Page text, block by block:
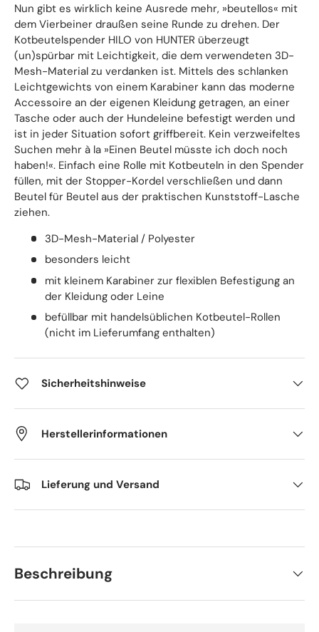
Nun gibt es wirklich keine Ausrede mehr, »beutellos« mit
dem Vierbeiner draußen seine Runde zu drehen. Der
Kotbeutelspender HILO von HUNTER überzeugt
(un)spürbar mit Leichtigkeit, die dem verwendeten 3D-
Mesh-Material zu verdanken ist. Mittels des schlanken
Leichtgewichts von einem Karabiner kann das moderne
Accessoire an der eigenen Kleidung getragen, an einer
Tasche oder auch der Hundeleine befestigt werden und
ist in jeder Situation sofort griffbereit. Kein verzweifeltes
Suchen mehr à la »Einen Beutel müsste ich doch noch
haben!«. Einfach eine Rolle mit Kotbeuteln in den Spender
füllen, mit der Stopper-Kordel verschließen und dann
Beutel für Beutel aus der praktischen Kunststoff-Lasche
ziehen.
3D-Mesh-Material / Polyester
besonders leicht
mit kleinem Karabiner zur flexiblen Befestigung an
der Kleidung oder Leine
befüllbar mit handelsüblichen Kotbeutel-Rollen
(nicht im Lieferumfang enthalten)
Sicherheitshinweise
Herstellerinformationen
Lieferung und Versand
Beschreibung